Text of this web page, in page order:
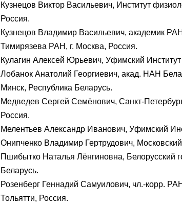
Кузнецов Виктор Васильевич, Институт
Россия.
Кузнецов Владимир Васильевич, академик
Тимирязева РАН, г. Москва, Россия.
Кулагин Алексей Юрьевич, Уфимский
Лобанок Анатолий Георгиевич, акад. НАН
Минск, Республика Беларусь.
Медведев Сергей Семёнович, Санкт-
Россия.
Мелентьев Александр Иванович, Уфимский
Онипченко Владимир Гертрудович,
Пшибытко Наталья Лёнгиновна, Белорусский
Беларусь.
Розенберг Геннадий Самуилович, чл.-корр.
Тольятти, Россия.